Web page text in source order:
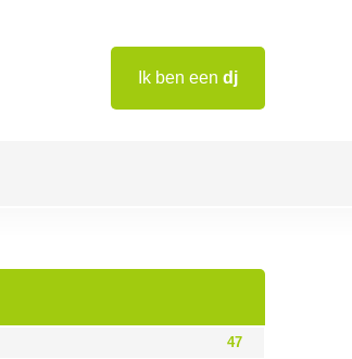
Ik ben een dj
47